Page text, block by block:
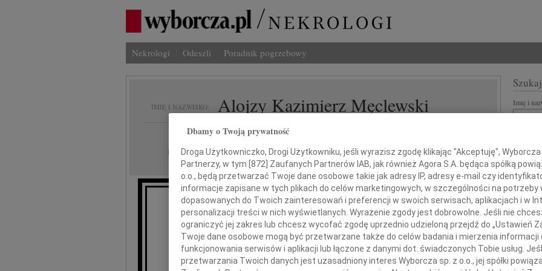
Nekrologi Odeszli Poradnik pogrzebowy
IMIĘ I NAZWISKO: Alojzy Kazimierz Męclewski
REGION: Gdańsk
DATA EMISJI: 01.03.2013
24 lutego 2013 roku zmarł
w wieku 93 lat
nasz drogi Stryj i Wujek
Imię i
INNE
Z
Z
Z
Dbamy o Twoją prywatność
Droga Użytkowniczko, Drogi Użytkowniku, jeśli wyrazisz zgodę klikając "Akceptuję",
Partnerzy, w tym [ 872 ] Zaufanych Partnerów IAB, jak również Agora S.A. będąca spółką
o.o., będą przetwarzać Twoje dane osobowe takie jak adresy IP, adresy e-mail czy
informacje zapisane w tych plikach do celów marketingowych, w szczególności na potrzeby
dopasowanych do Twoich zainteresowań i preferencji w swoich serwisach, aplikacjach i w
personalizacji treści w nich wyświetlanych. Wyrażenie zgody jest dobrowolne. Jeśli nie
ograniczyć jej zakres lub chcesz wycofać zgodę uprzednio udzieloną przejdź do „Ustawień
Twoje dane osobowe mogą być przetwarzane także do celów badania i mierzenia
funkcjonowania serwisów i aplikacji lub łączone z danymi dot. świadczonych Tobie usług.
przetwarzania Twoich danych jest uzasadniony interes Wyborcza sp. z o.o., jej spółki